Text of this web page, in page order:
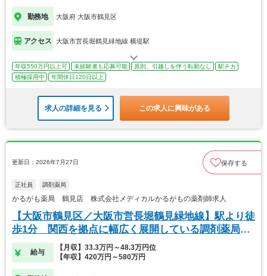
勤務地 大阪府 大阪市鶴見区
アクセス 大阪市営長堀鶴見緑地線 横堤駅
年収550万円以上可 未経験者も応募可能 原則、引越しを伴う転勤なし
駅チカ
積極採用中
年間休日120日以上
求人の詳細を見る この求人に興味がある
更新日：2026年7月27日 保存する
正社員 調剤薬局
かるがも薬局 鶴見店 株式会社メディカルかるがもの薬剤師求人
【大阪市鶴見区／大阪市営長堀鶴見緑地線】駅より徒
歩1分 関西を拠点に幅広く展開している調剤薬局で
す
給与
【月収】33.3万円～48.3万円位
【年収】420万円～580万円